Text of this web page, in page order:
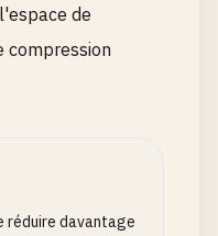
de
compression
réduire davantage